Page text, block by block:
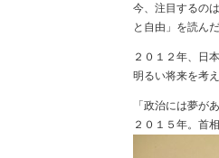
今、注目するの
と自由」を読ん
２０１２年、日
明るい将来を考
「政治には夢が
２０１５年。首